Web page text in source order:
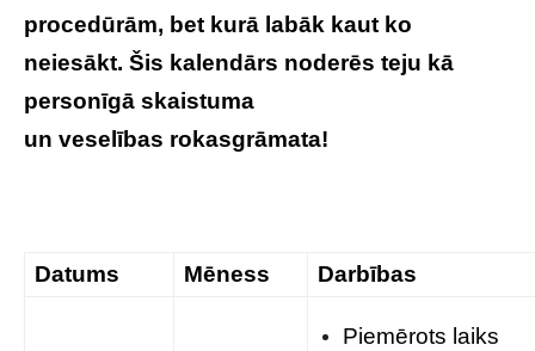
procedūrām, bet kurā labāk kaut ko
neiesākt. Šis kalendārs noderēs teju kā
personīgā skaistuma
un veselības rokasgrāmata!
Datums Mēness Darbības
Piemērots laiks